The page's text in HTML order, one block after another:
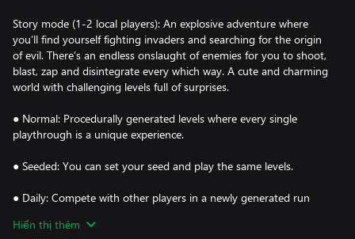
Story mode (1-2 local players): An explosive adventure where
you’ll find yourself fighting invaders and searching for the origin
of evil. There’s an endless onslaught of enemies for you to shoot,
blast, zap and disintegrate every which way. A cute and charming
world with challenging levels full of surprises.
● Normal: Procedurally generated levels where every single
playthrough is a unique experience.
● Seeded: You can set your seed and play the same levels.
● Daily: Compete with other players in a newly generated run
Hiển thị thêm